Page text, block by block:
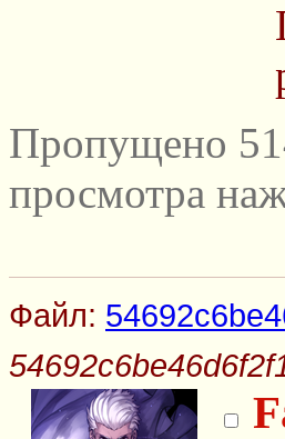
Пропущено
просмотра
Файл: